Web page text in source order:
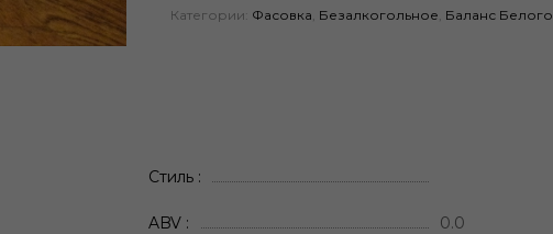
Категории: Фасовка Безалкогольное Баланс Белого
Стиль
ABV 0.0